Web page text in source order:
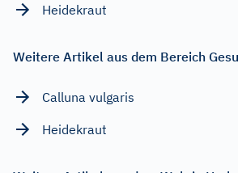
Heidekraut
Weitere Artikel aus dem Bereich
Calluna vulgaris
Heidekraut